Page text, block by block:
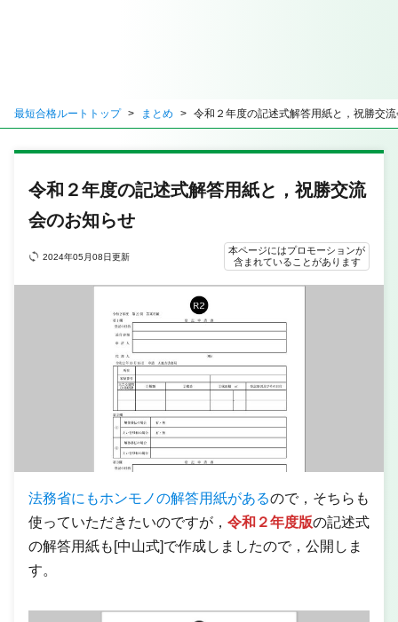
最短合格ルートトップ まとめ 令和２年度の記述式解答用紙と，祝勝交
令和２年度の記述式解答用紙と，祝勝交流
会のお知らせ
2024年05月08日更新
本ページにはプロモーションが
含まれていることがあります
法務省にもホンモノの解答用紙があるので，そちらも
使っていただきたいのですが， 令和２年度版の記述式
の解答用紙も[中山式]で作成しましたので，公開しま
す。